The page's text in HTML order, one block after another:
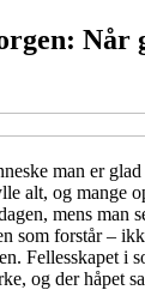
Når
man er
alt, og mange
mens man
som forstår –
Fellesskapet i
og der håpet